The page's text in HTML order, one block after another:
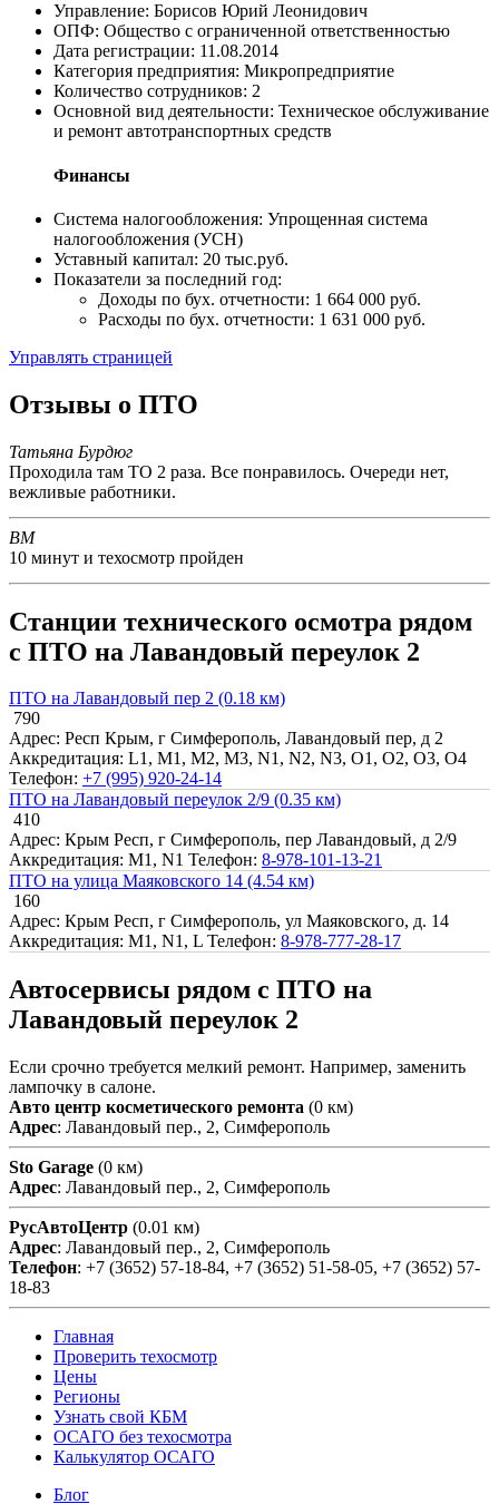
Управление: Борисов Юрий Леонидович
ОПФ: Общество с ограниченной ответственностью
Дата регистрации: 11.08.2014
Категория предприятия: Микропредприятие
Количество сотрудников: 2
Основной вид деятельности: Техническое обслуживание
и ремонт автотранспортных средств
Финансы
Система налогообложения: Упрощенная система
налогообложения (УСН)
Уставный капитал: 20 тыс.руб.
Показатели за последний год:
Доходы по бух. отчетности: 1 664 000 руб.
Расходы по бух. отчетности: 1 631 000 руб.
Управлять страницей
Отзывы о ПТО
Татьяна Бурдюг
Проходила там ТО 2 раза. Все понравилось. Очереди нет,
вежливые работники.
BM
10 минут и техосмотр пройден
Станции технического осмотра рядом
с ПТО на Лавандовый переулок 2
ПТО на Лавандовый пер 2 (0.18 км)
790
Адрес: Респ Крым, г Симферополь, Лавандовый пер, д 2
Аккредитация: L1, M1, M2, M3, N1, N2, N3, O1, O2, O3, O4
Телефон: +7 (995) 920-24-14
ПТО на Лавандовый переулок 2/9 (0.35 км)
410
Адрес: Крым Респ, г Симферополь, пер Лавандовый, д 2/9
Аккредитация: M1, N1 Телефон: 8-978-101-13-21
ПТО на улица Маяковского 14 (4.54 км)
160
Адрес: Крым Респ, г Симферополь, ул Маяковского, д. 14
Аккредитация: M1, N1, L Телефон: 8-978-777-28-17
Автосервисы рядом с ПТО на
Лавандовый переулок 2
Если срочно требуется мелкий ремонт. Например, заменить
лампочку в салоне.
Авто центр косметического ремонта (0 км)
Адрес: Лавандовый пер., 2, Симферополь
Sto Garage (0 км)
Адрес: Лавандовый пер., 2, Симферополь
РусАвтоЦентр (0.01 км)
Адрес: Лавандовый пер., 2, Симферополь
Телефон: +7 (3652) 57-18-84, +7 (3652) 51-58-05, +7 (3652) 57-
18-83
Главная
Проверить техосмотр
Цены
Регионы
Узнать свой КБМ
ОСАГО без техосмотра
Калькулятор ОСАГО
Блог